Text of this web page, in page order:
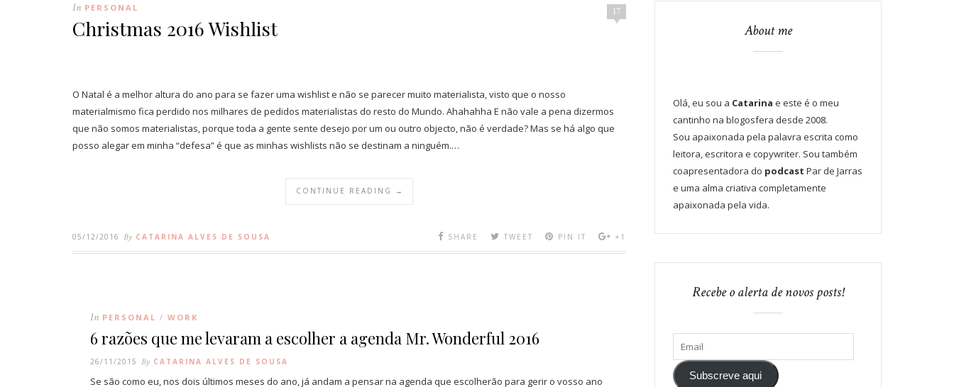
17
In PERSONAL
Christmas 2016 Wishlist
O Natal é a melhor altura do ano para se fazer uma wishlist e não se parecer muito materialista, visto que o nosso
materialmismo fica perdido nos milhares de pedidos materialistas do resto do Mundo. Ahahahha E não vale a pena dizermos
que não somos materialistas, porque toda a gente sente desejo por um ou outro objecto, não é verdade? Mas se há algo que
posso alegar em minha “defesa” é que as minhas wishlists não se destinam a ninguém.…
CONTINUE READING →
05/12/2016 By CATARINA ALVES DE SOUSA SHARE TWEET PIN IT +1
In PERSONAL / WORK
6 razões que me levaram a escolher a agenda Mr. Wonderful 2016
26/11/2015 By CATARINA ALVES DE SOUSA
Se são como eu, nos dois últimos meses do ano, já andam a pensar na agenda que escolherão para gerir o vosso ano
About me
Olá, eu sou a Catarina e este é o meu
cantinho na blogosfera desde 2008.
Sou apaixonada pela palavra escrita como
leitora, escritora e copywriter. Sou também
coapresentadora do podcast Par de Jarras
e uma alma criativa completamente
apaixonada pela vida.
Recebe o alerta de novos posts!
Subscreve aqui